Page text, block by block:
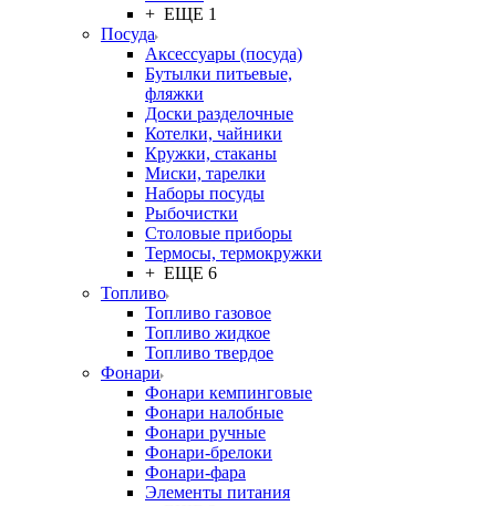
+ ЕЩЕ 1
Посуда
Аксессуары (посуда)
Бутылки питьевые,
фляжки
Доски разделочные
Котелки, чайники
Кружки, стаканы
Миски, тарелки
Наборы посуды
Рыбочистки
Столовые приборы
Термосы, термокружки
+ ЕЩЕ 6
Топливо
Топливо газовое
Топливо жидкое
Топливо твердое
Фонари
Фонари кемпинговые
Фонари налобные
Фонари ручные
Фонари-брелоки
Фонари-фара
Элементы питания